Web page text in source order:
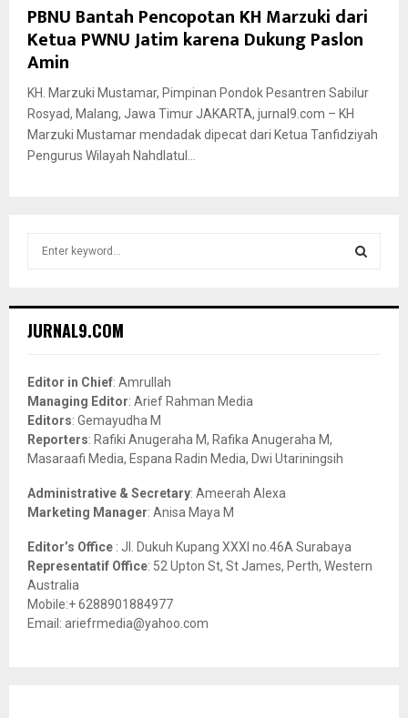
PBNU Bantah Pencopotan KH Marzuki dari
Ketua PWNU Jatim karena Dukung Paslon
Amin
KH. Marzuki Mustamar, Pimpinan Pondok Pesantren Sabilur
Rosyad, Malang, Jawa Timur JAKARTA, jurnal9.com – KH
Marzuki Mustamar mendadak dipecat dari Ketua Tanfidziyah
Pengurus Wilayah Nahdlatul...
h
o
r
:
JURNAL9.COM
Editor in Chief: Amrullah
Managing Editor: Arief Rahman Media
Editors: Gemayudha M
Reporters: Rafiki Anugeraha M, Rafika Anugeraha M,
Masaraafi Media, Espana Radin Media, Dwi Utariningsih
Administrative & Secretary: Ameerah Alexa
Marketing Manager: Anisa Maya M
Editor’s Office : Jl. Dukuh Kupang XXXI no.46A Surabaya
Representatif Office: 52 Upton St, St James, Perth, Western
Australia
Mobile:+ 6288901884977
Email: ariefrmedia@yahoo.com